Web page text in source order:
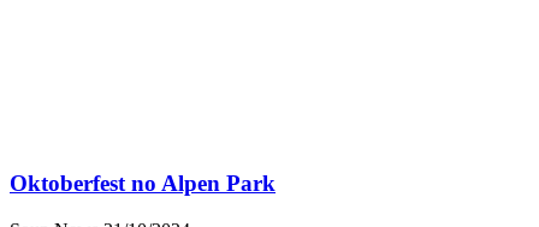
Oktoberfest no Alpen Park